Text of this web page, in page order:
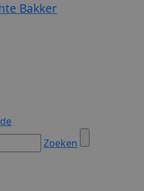
Bakker
Zoeken